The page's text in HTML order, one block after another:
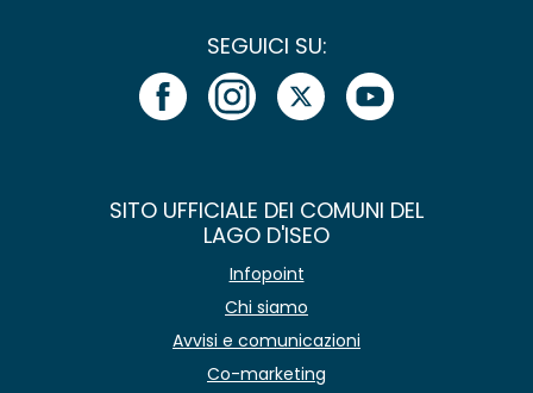
SEGUICI SU:
SITO UFFICIALE DEI COMUNI DEL
LAGO D'ISEO
Infopoint
Chi siamo
Avvisi e comunicazioni
Co-marketing